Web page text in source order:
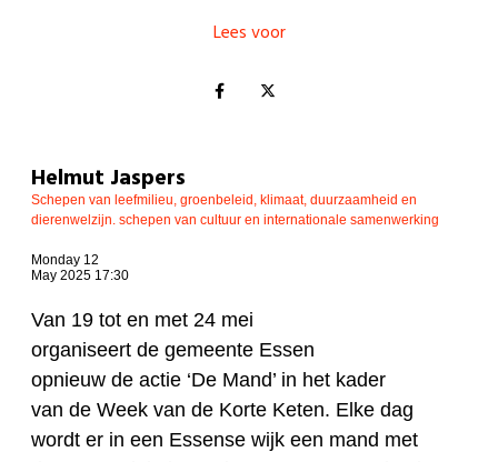
Kinderen en jongeren
Lees voor
Helmut Jaspers
Schepen van leefmilieu, groenbeleid, klimaat, duurzaamheid en
dierenwelzijn. schepen van cultuur en internationale samenwerking
Monday 12
May 2025 17:30
Van 19 tot en met 24 mei
organiseert de gemeente Essen
opnieuw de actie ‘De Mand’ in het kader
van de Week van de Korte Keten. Elke dag
wordt er in een Essense wijk een mand met